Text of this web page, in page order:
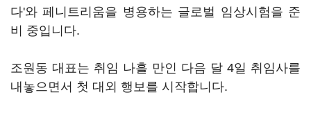
다'와 페니트리움을 병용하는 글로벌 임상시험을 준
비 중입니다.
조원동 대표는 취임 나흘 만인 다음 달 4일 취임사를
내놓으면서 첫 대외 행보를 시작합니다.